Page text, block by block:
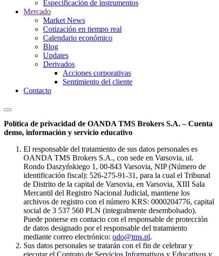
Especificación de instrumentos
Mercado
Market News
Cotización en tiempo real
Calendario económico
Blog
Updates
Derivados
Acciones corporativas
Sentimiento del cliente
Contacto
Política de privacidad de OANDA TMS Brokers S.A. – Cuenta
demo, información y servicio educativo
El responsable del tratamiento de sus datos personales es
OANDA TMS Brokers S.A., con sede en Varsovia, ul.
Rondo Daszyńskiego 1, 00-843 Varsovia, NIP (Número de
identificación fiscal): 526-275-91-31, para la cual el Tribunal
de Distrito de la capital de Varsovia, en Varsovia, XIII Sala
Mercantil del Registro Nacional Judicial, mantiene los
archivos de registro con el número KRS: 0000204776, capital
social de 3 537 560 PLN (integralmente desembolsado).
Puede ponerse en contacto con el responsable de protección
de datos designado por el responsable del tratamiento
mediante correo electrónico: odo@tms.pl.
Sus datos personales se tratarán con el fin de celebrar y
ejecutar el Contrato de Servicios Informativos y Educativos y